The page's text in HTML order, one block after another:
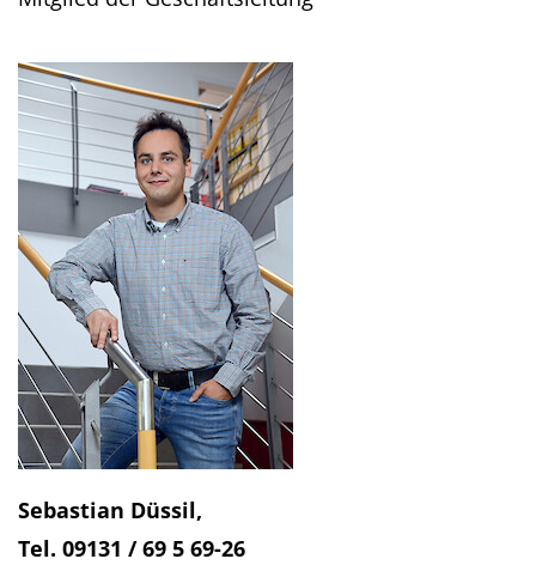
Sebastian Düssil,
Tel. 09131 / 69 5 69-26